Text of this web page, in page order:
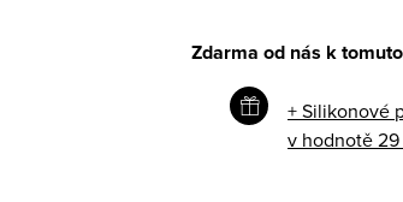
Zdarma od nás k
+ Silikonové
v hodnotě 29